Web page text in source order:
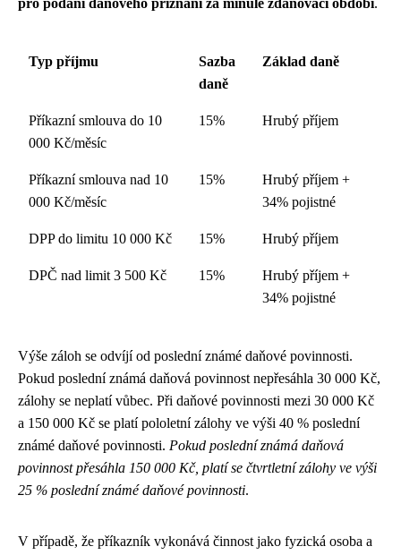
pro podání daňového přiznání za minulé zdaňovací období.
Typ příjmu
Sazba
daně
Základ daně
Příkazní smlouva do 10
000 Kč/měsíc
15% Hrubý příjem
Příkazní smlouva nad 10
000 Kč/měsíc
15%
Hrubý příjem +
34% pojistné
DPP do limitu 10 000 Kč 15% Hrubý příjem
DPČ nad limit 3 500 Kč 15%
Hrubý příjem +
34% pojistné
Výše záloh se odvíjí od poslední známé daňové povinnosti.
Pokud poslední známá daňová povinnost nepřesáhla 30 000 Kč,
zálohy se neplatí vůbec. Při daňové povinnosti mezi 30 000 Kč
a 150 000 Kč se platí pololetní zálohy ve výši 40 % poslední
známé daňové povinnosti. Pokud poslední známá daňová
povinnost přesáhla 150 000 Kč, platí se čtvrtletní zálohy ve výši
25 % poslední známé daňové povinnosti.
V případě, že příkazník vykonává činnost jako fyzická osoba a